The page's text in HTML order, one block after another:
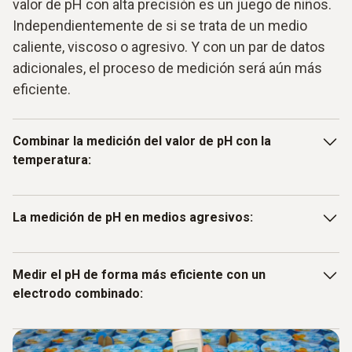
valor de pH con alta precisión es un juego de niños.
Independientemente de si se trata de un medio
caliente, viscoso o agresivo. Y con un par de datos
adicionales, el proceso de medición será aún más
eficiente.
Combinar la medición del valor de pH con la
temperatura:
Wert und Temperatur eine wichtige Rolle.
ein Messgerät sinnvoll, mit dem Sie gleichzeitig den
pH-Wert bestimmen und die Temperatur messen
Messgeräten mit fest integriertem oder
La medición de pH en medios agresivos:
frecuentemente productos químicos extremadamente
ácidos, es decir, corrosivos. Por ese motivo, para medir el
instrumento esté equipado con una sonda resistente a los
Medir el pH de forma más eficiente con un
electrodo combinado:
La ventaja de los electrodos combinados es que integran